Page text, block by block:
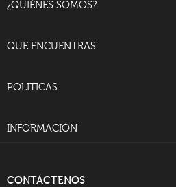
¿QUIÉNES SOMOS?
QUE ENCUENTRAS
POLITICAS
INFORMACIÓN
CONTÁCTENOS